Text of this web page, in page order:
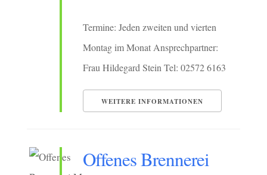
Termine: Jeden zweiten und vierten
Montag im Monat Ansprechpartner:
Frau Hildegard Stein Tel: 02572 6163
WEITERE INFORMATIONEN
Offenes Brennerei